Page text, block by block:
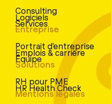
Consulting
Logiciels
Services
Entreprise
Portrait d'entreprise
Emplois & carrière
Équipe
Solutions
RH pour PME
HR Health Check
Mentions légales